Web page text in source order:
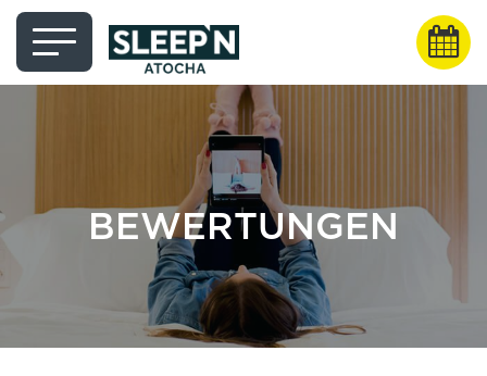
BEWERTUNGEN